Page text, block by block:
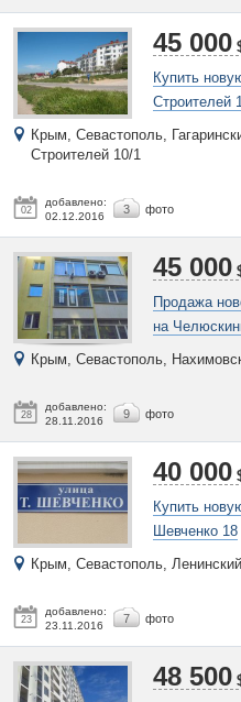
02
добавлено:
02.12.2016
3 фото
45 000
Купить
Строителей
Крым, Севастополь,
Строителей 10/1
28
добавлено:
28.11.2016
9 фото
45 000
Продажа
на
Крым, Севастополь,
23
добавлено:
23.11.2016
7 фото
40 000
Купить
Шевченко 18
Крым, Севастополь,
48 500